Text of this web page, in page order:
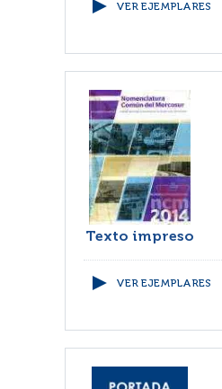
VER EJEMPLARES
Texto impreso
VER EJEMPLARES